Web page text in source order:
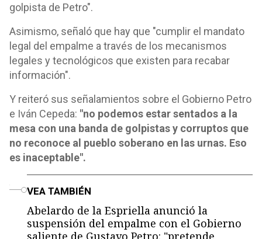
golpista de Petro".
Asimismo, señaló que hay que "cumplir el mandato
legal del empalme a través de los mecanismos
legales y tecnológicos que existen para recabar
información".
Y reiteró sus señalamientos sobre el Gobierno Petro
e Iván Cepeda: "no podemos estar sentados a la
mesa con una banda de golpistas y corruptos que
no reconoce al pueblo soberano en las urnas. Eso
es inaceptable".
VEA TAMBIÉN
Abelardo de la Espriella anunció la
suspensión del empalme con el Gobierno
saliente de Gustavo Petro: "pretende